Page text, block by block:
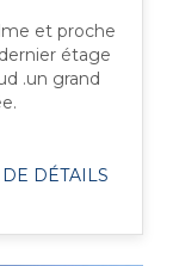
et proche
étage
.un grand
DÉTAILS